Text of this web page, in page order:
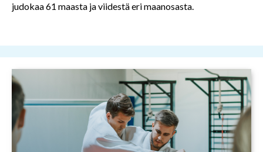
judokaa 61 maasta ja viidestä eri maanosasta.